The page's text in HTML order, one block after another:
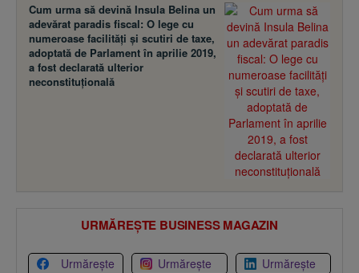
Cum urma să devină Insula Belina un
adevărat paradis fiscal: O lege cu
numeroase facilităţi şi scutiri de taxe,
adoptată de Parlament în aprilie 2019,
a fost declarată ulterior
neconstituţională
URMĂREȘTE BUSINESS MAGAZIN
Urmărește Urmărește Urmărește